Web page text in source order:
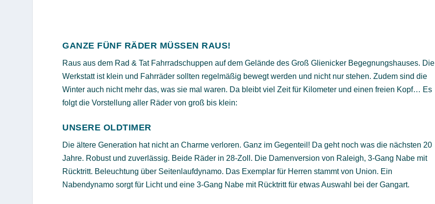
GANZE FÜNF RÄDER MÜSSEN RAUS!
Raus aus dem Rad & Tat Fahrradschuppen auf dem Gelände des Groß Glienicker Begegnungshauses. Die
Werkstatt ist klein und Fahrräder sollten regelmäßig bewegt werden und nicht nur stehen. Zudem sind die
Winter auch nicht mehr das, was sie mal waren. Da bleibt viel Zeit für Kilometer und einen freien Kopf… Es
folgt die Vorstellung aller Räder von groß bis klein:
UNSERE OLDTIMER
Die ältere Generation hat nicht an Charme verloren. Ganz im Gegenteil! Da geht noch was die nächsten 20
Jahre. Robust und zuverlässig. Beide Räder in 28-Zoll. Die Damenversion von Raleigh, 3-Gang Nabe mit
Rücktritt. Beleuchtung über Seitenlaufdynamo. Das Exemplar für Herren stammt von Union. Ein
Nabendynamo sorgt für Licht und eine 3-Gang Nabe mit Rücktritt für etwas Auswahl bei der Gangart.